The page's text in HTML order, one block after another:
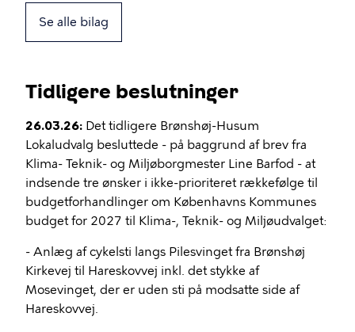
Se alle bilag
Tidligere beslutninger
26.03.26: Det tidligere Brønshøj-Husum
Lokaludvalg besluttede - på baggrund af brev fra
Klima- Teknik- og Miljøborgmester Line Barfod - at
indsende tre ønsker i ikke-prioriteret rækkefølge til
budgetforhandlinger om Københavns Kommunes
budget for 2027 til Klima-, Teknik- og Miljøudvalget:
- Anlæg af cykelsti langs Pilesvinget fra Brønshøj
Kirkevej til Hareskovvej inkl. det stykke af
Mosevinget, der er uden sti på modsatte side af
Hareskovvej.